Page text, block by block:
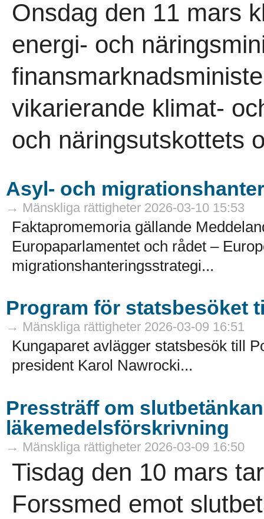
Onsdag den 11 mars
energi- och
vikarierande klimat-
och näringsutskottets
Asyl- och
→ Mänskliga rättigheter 2026-03-10 15:53
Faktapromemoria gällande
Europaparlamentet och rådet –
migrationshanteringsstrategi...
Program för statsbesöket
→ Mänskliga rättigheter 2026-03-09 16:51
Kungaparet avlägger statsbesök till
president Karol Nawrocki...
Pressträff om
läkemedelsförskrivning
→ Mänskliga rättigheter 2026-03-09 16:50
Tisdag den 10 mars
Forssmed emot